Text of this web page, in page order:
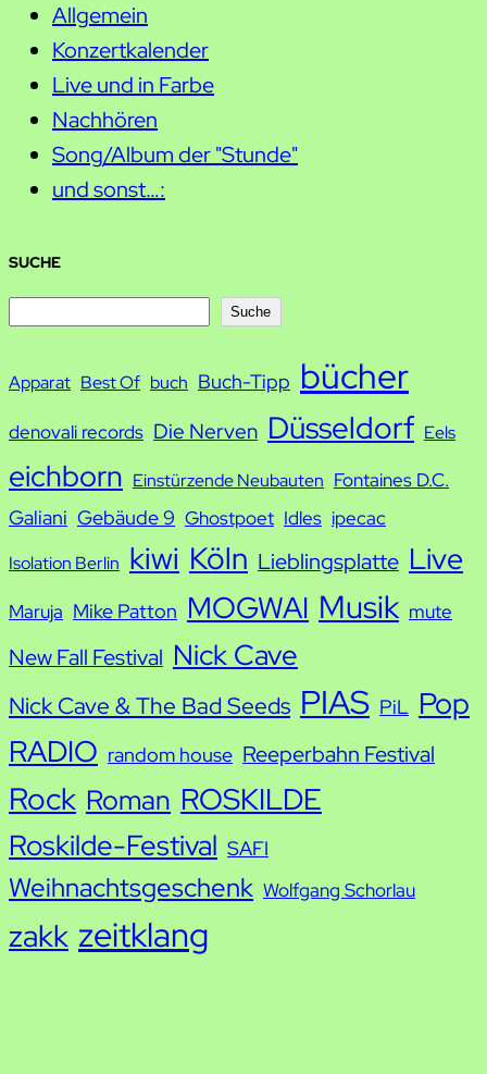
Allgemein
Konzertkalender
Live und in Farbe
Nachhören
Song/Album der "Stunde"
und sonst…:
SUCHE
c
Suche
Apparat Best Of buch Buch-Tipp bücher
denovali records Die Nerven Düsseldorf Eels
eichborn Einstürzende Neubauten Fontaines D.C.
Galiani Gebäude 9 Ghostpoet Idles ipecac
Isolation Berlin kiwi Köln Lieblingsplatte Live
Maruja Mike Patton MOGWAI Musik mute
New Fall Festival Nick Cave
Nick Cave & The Bad Seeds PIAS PiL Pop
RADIO random house Reeperbahn Festival
Rock Roman ROSKILDE
Roskilde-Festival SAFI
Weihnachtsgeschenk Wolfgang Schorlau
zakk zeitklang